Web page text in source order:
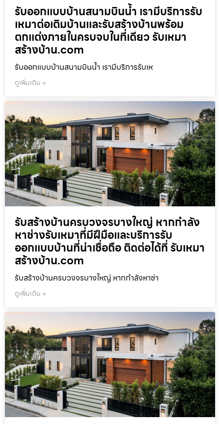
รับออกแบบบ้านสนามบินน้ำ เรามีบริการรับ
เหมาต่อเติมบ้านและรับสร้างบ้านพร้อม
ตกแต่งภายในครบจบในที่เดียว รับเหมา
สร้างบ้าน.com
รับออกแบบบ้านสนามบินน้ำ เรามีบริการรับเห
ดูเพิ่มเติม »
รับสร้างบ้านครบวงจรบางใหญ่ หากกำลัง
หาช่างรับเหมาที่มีฝีมือและบริการรับ
ออกแบบบ้านที่น่าเชื่อถือ ติดต่อได้ที่ รับเหมา
สร้างบ้าน.com
รับสร้างบ้านครบวงจรบางใหญ่ หากกำลังหาช่า
ดูเพิ่มเติม »